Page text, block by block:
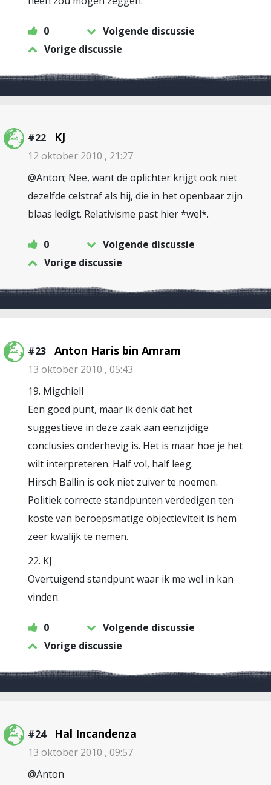
0
Volgende discussie
Vorige discussie
#22 KJ
12 oktober 2010 , 21:27
@Anton; Nee, want de oplichter krijgt ook niet
dezelfde celstraf als hij, die in het openbaar zijn
blaas ledigt. Relativisme past hier *wel*.
0
Volgende discussie
Vorige discussie
#23 Anton Haris bin Amram
13 oktober 2010 , 05:43
19. Migchiell
Een goed punt, maar ik denk dat het
suggestieve in deze zaak aan eenzijdige
conclusies onderhevig is. Het is maar hoe je het
wilt interpreteren. Half vol, half leeg.
Hirsch Ballin is ook niet zuiver te noemen.
Politiek correcte standpunten verdedigen ten
koste van beroepsmatige objectieviteit is hem
zeer kwalijk te nemen.
22. KJ
Overtuigend standpunt waar ik me wel in kan
vinden.
0
Volgende discussie
Vorige discussie
#24 Hal Incandenza
13 oktober 2010 , 09:57
@Anton